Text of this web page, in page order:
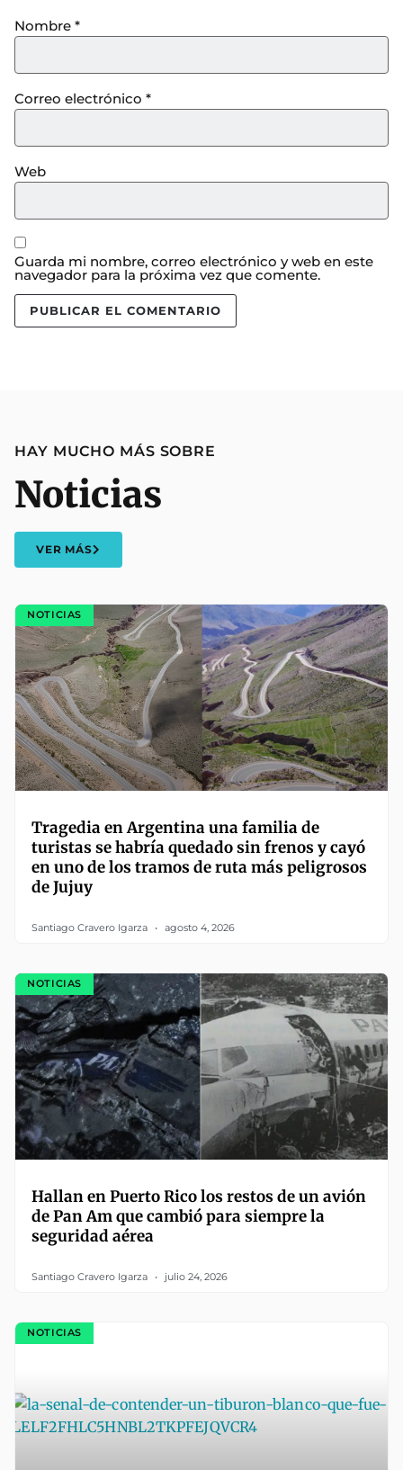
Nombre *
Correo electrónico *
Web
Guarda mi nombre, correo electrónico y web en este
navegador para la próxima vez que comente.
HAY MUCHO MÁS SOBRE
Noticias
VER MÁS
NOTICIAS
Tragedia en Argentina una familia de
turistas se habría quedado sin frenos y cayó
en uno de los tramos de ruta más peligrosos
de Jujuy
Santiago Cravero Igarza agosto 4, 2026
NOTICIAS
Hallan en Puerto Rico los restos de un avión
de Pan Am que cambió para siempre la
seguridad aérea
Santiago Cravero Igarza julio 24, 2026
NOTICIAS